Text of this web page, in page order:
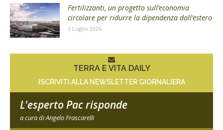
Fertilizzanti, un progetto sull’economia
circolare per ridurre la dipendenza dall’estero
3 Luglio 2026
TERRA E VITA DAILY
ISCRIVITI ALLA NEWSLETTER GIORNALIERA
L'esperto Pac risponde
a cura di Angelo Frascarelli